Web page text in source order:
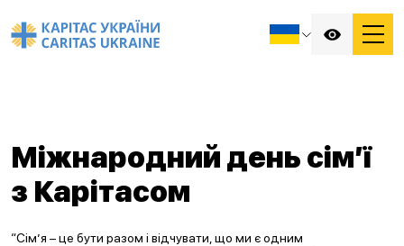
Міжнародний день сім’ї
з Карітасом
“Сім’я – це бути разом і відчувати, що ми є одним